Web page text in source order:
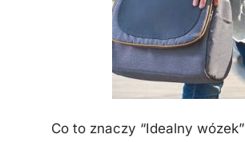
Co to znaczy “Idealny